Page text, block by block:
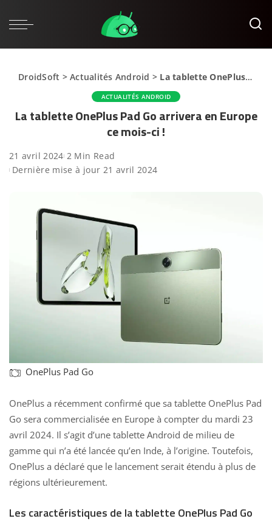
DroidSoft >Actualités Android > La tablette OnePlus Pad Go arrivera en Europe ce mois-ci !
ACTUALITÉS ANDROID
La tablette OnePlus Pad Go arrivera en Europe
ce mois-ci !
21 avril 2024 2 Min Read
Dernière mise à jour 21 avril 2024
OnePlus Pad Go
OnePlus a récemment confirmé que sa tablette OnePlus Pad
Go sera commercialisée en Europe à compter du mardi 23
avril 2024. Il s’agit d’une tablette Android de milieu de
gamme qui n’a été lancée qu’en Inde, à l’origine. Toutefois,
OnePlus a déclaré que le lancement serait étendu à plus de
régions ultérieurement.
Les caractéristiques de la tablette OnePlus Pad Go